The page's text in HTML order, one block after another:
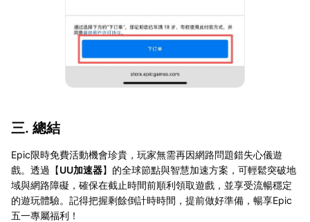
三. 總結
Epic限時免費活動機會珍貴，玩家無需再因網路問題錯失心儀遊
戲。透過【UU加速器】的全球節點與智慧加速方案，可輕鬆突破地
域與網路障礙，確保在截止時間前順利領取遊戲，並享受流暢穩定
的遊玩體驗。記得把握剩餘倒計時時間，提前做好準備，暢享Epic
五一專屬福利！